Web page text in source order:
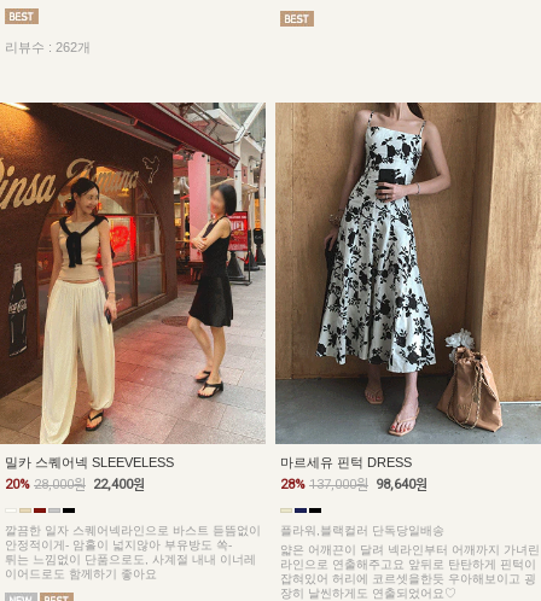
리뷰수 : 262개
밀카 스퀘어넥 SLEEVELESS
20% 28,000원 22,400원
깔끔한 일자 스퀘어넥라인으로 바스트 듣뜸없이
안정적이게- 암홀이 넓지않아 부유방도 쏙-
튀는 느낌없이 단품으로도, 사계절 내내 이너레
이어드로도 함께하기 좋아요
마르세유 핀턱 DRESS
28% 137,000원 98,640원
플라워,블랙컬러 단독당일배송
얇은 어깨끈이 달려 넥라인부터 어깨까지 가녀린
라인으로 연출해주고요 앞뒤로 탄탄하게 핀턱이
잡혀있어 허리에 코르셋을한듯 우아해보이고 굉
장히 날씬하게도 연출되었어요♡